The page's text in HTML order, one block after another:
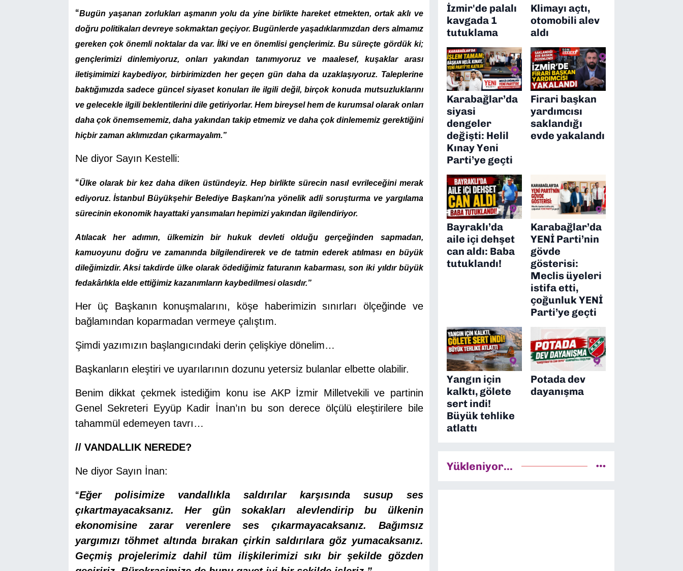
“Bugün yaşanan zorlukları aşmanın yolu da yine birlikte hareket etmekten, ortak aklı ve
doğru politikaları devreye sokmaktan geçiyor. Bugünlerde yaşadıklarımızdan ders almamız
gereken çok önemli noktalar da var. İlki ve en önemlisi gençlerimiz. Bu süreçte gördük ki;
gençlerimizi dinlemiyoruz, onları yakından tanımıyoruz ve maalesef, kuşaklar arası
iletişimimizi kaybediyor, birbirimizden her geçen gün daha da uzaklaşıyoruz. Taleplerine
baktığımızda sadece güncel siyaset konuları ile ilgili değil, birçok konuda mutsuzluklarını
ve gelecekle ilgili beklentilerini dile getiriyorlar. Hem bireysel hem de kurumsal olarak onları
daha çok önemsememiz, daha yakından takip etmemiz ve daha çok dinlememiz gerektiğini
hiçbir zaman aklımızdan çıkarmayalım.”
Ne diyor Sayın Kestelli:
“Ülke olarak bir kez daha diken üstündeyiz. Hep birlikte sürecin nasıl evrileceğini merak
ediyoruz. İstanbul Büyükşehir Belediye Başkanı’na yönelik adli soruşturma ve yargılama
sürecinin ekonomik hayattaki yansımaları hepimizi yakından ilgilendiriyor.
Atılacak her adımın, ülkemizin bir hukuk devleti olduğu gerçeğinden sapmadan,
kamuoyunu doğru ve zamanında bilgilendirerek ve de tatmin ederek atılması en büyük
dileğimizdir. Aksi takdirde ülke olarak ödediğimiz faturanın kabarması, son iki yıldır büyük
fedakârlıkla elde ettiğimiz kazanımların kaybedilmesi olasıdır.”
Her üç Başkanın konuşmalarını, köşe haberimizin sınırları ölçeğinde ve
bağlamından koparmadan vermeye çalıştım.
Şimdi yazımızın başlangıcındaki derin çelişkiye dönelim…
Başkanların eleştiri ve uyarılarının dozunu yetersiz bulanlar elbette olabilir.
Benim dikkat çekmek istediğim konu ise AKP İzmir Milletvekili ve partinin
Genel Sekreteri Eyyüp Kadir İnan’ın bu son derece ölçülü eleştirilere bile
tahammül edemeyen tavrı…
// VANDALLIK NEREDE?
Ne diyor Sayın İnan:
“Eğer polisimize vandallıkla saldırılar karşısında susup ses
çıkartmayacaksanız. Her gün sokakları alevlendirip bu ülkenin
ekonomisine zarar verenlere ses çıkarmayacaksanız. Bağımsız
yargımızı töhmet altında bırakan çirkin saldırılara göz yumacaksanız.
Geçmiş projelerimiz dahil tüm ilişkilerimizi sıkı bir şekilde gözden
İzmir'de palalı
kavgada 1
tutuklama
Klimayı açtı,
otomobili alev
aldı
Karabağlar’da
siyasi
dengeler
değişti: Helil
Kınay Yeni
Parti’ye geçti
Firari başkan
yardımcısı
saklandığı
evde yakalandı
Bayraklı’da
aile içi dehşet
can aldı: Baba
tutuklandı!
Karabağlar’da
YENİ Parti’nin
gövde
gösterisi:
Meclis üyeleri
istifa etti,
çoğunluk YENİ
Parti’ye geçti
Yangın için
kalktı, gölete
sert indi!
Büyük tehlike
atlattı
Potada dev
dayanışma
Yükleniyor...